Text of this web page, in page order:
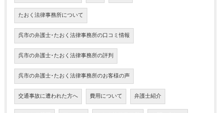
たおく法律事務所について
呉市の弁護士･たおく法律事務所の口コミ情報
呉市の弁護士･たおく法律事務所の評判
呉市の弁護士･たおく法律事務所のお客様の声
交通事故に遭われた方へ 費用について 弁護士紹介